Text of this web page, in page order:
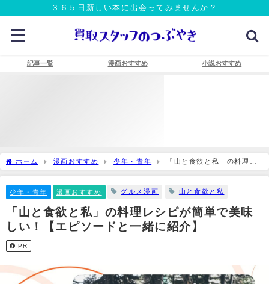
３６５日新しい本に出会ってみませんか？
記事一覧 漫画おすすめ 小説おすすめ
ホーム 漫画おすすめ 少年・青年
「山と食欲と私」の料理レ
シピが簡単で美味しい！【エピソードと一緒に紹介】
少年・青年 漫画おすすめ グルメ漫画 山と食欲と私
「山と食欲と私」の料理レシピが簡単で美味
しい！【エピソードと一緒に紹介】
PR